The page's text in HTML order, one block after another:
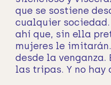
que se sostiene
cualquier sociedad.
ahí que, sin ella
mujeres le
desde la venganza.
las tripas. Y no hay